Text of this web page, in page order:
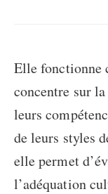
Elle fonctionne
concentre sur
leurs
de leurs styles
elle permet
l’adéquation